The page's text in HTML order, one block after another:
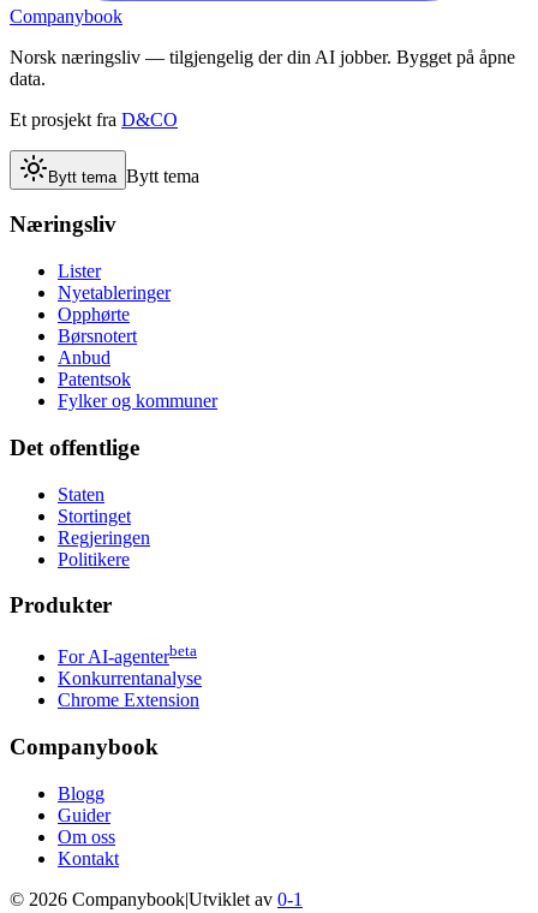
Companybook
Norsk næringsliv — tilgjengelig der din AI jobber. Bygget på åpne
data.
Et prosjekt fra D&CO
Bytt tema Bytt tema
Næringsliv
Lister
Nyetableringer
Opphørte
Børsnotert
Anbud
Patentsok
Fylker og kommuner
Det offentlige
Staten
Stortinget
Regjeringen
Politikere
Produkter
For AI-agenterbeta
Konkurrentanalyse
Chrome Extension
Companybook
Blogg
Guider
Om oss
Kontakt
© 2026 Companybook|Utviklet av 0-1